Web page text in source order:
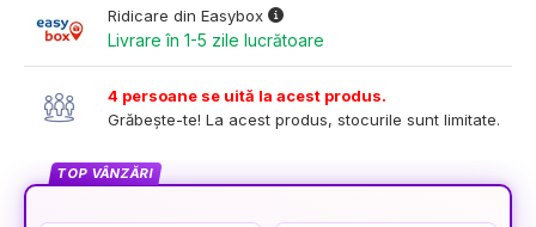
Ridicare din Easybox
Livrare în 1-5 zile lucrătoare
4 persoane se uită la acest produs.
Grăbește-te! La acest produs, stocurile sunt limitate.
TOP VÂNZĂRI